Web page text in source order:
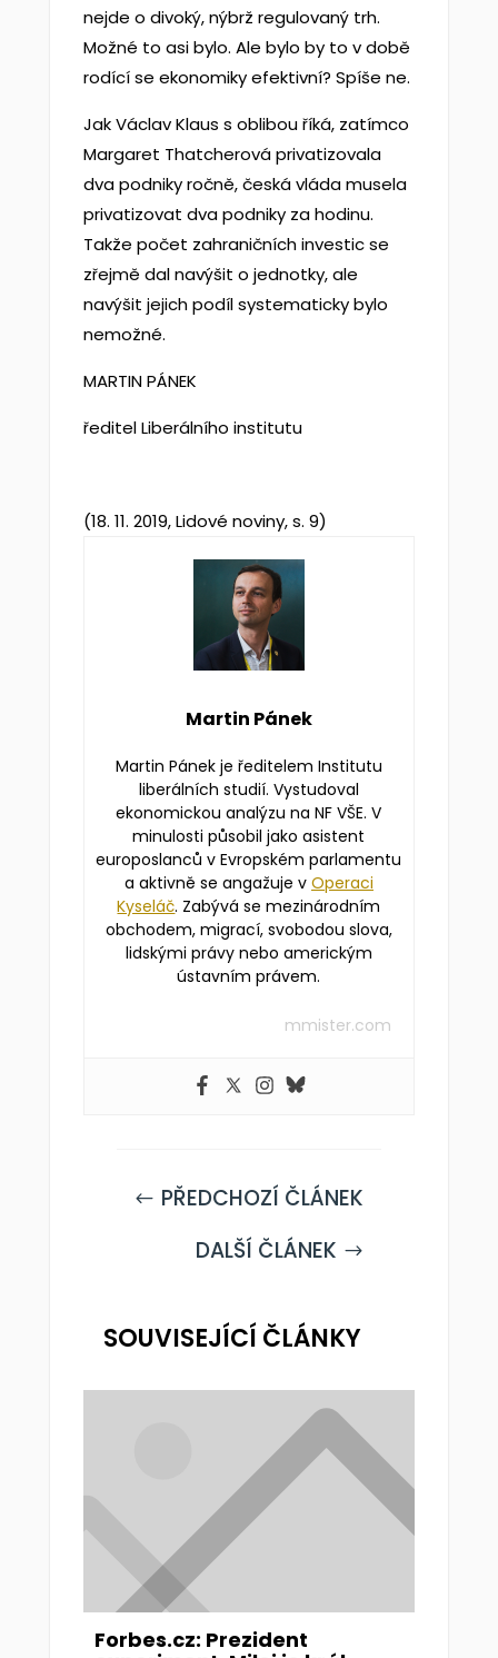
nejde o divoký, nýbrž regulovaný trh.
Možné to asi bylo. Ale bylo by to v době
rodící se ekonomiky efektivní? Spíše ne.
Jak Václav Klaus s oblibou říká, zatímco
Margaret Thatcherová privatizovala
dva podniky ročně, česká vláda musela
privatizovat dva podniky za hodinu.
Takže počet zahraničních investic se
zřejmě dal navýšit o jednotky, ale
navýšit jejich podíl systematicky bylo
nemožné.
MARTIN PÁNEK
ředitel Liberálního institutu
(18. 11. 2019, Lidové noviny, s. 9)
Martin Pánek
Martin Pánek je ředitelem Institutu
liberálních studií. Vystudoval
ekonomickou analýzu na NF VŠE. V
minulosti působil jako asistent
europoslanců v Evropském parlamentu
a aktivně se angažuje v Operaci
Kyseláč. Zabývá se mezinárodním
obchodem, migrací, svobodou slova,
lidskými právy nebo americkým
ústavním právem.
mmister.com
# PŘEDCHOZÍ ČLÁNEK
DALŠÍ ČLÁNEK $
SOUVISEJÍCÍ ČLÁNKY
Forbes.cz: Prezident